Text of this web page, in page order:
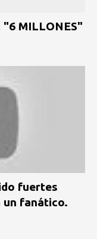
"6 MILLONES"
fuertes
un fanático.